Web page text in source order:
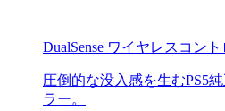
DualSense ワイヤレスコン
圧倒的な没入感を生むPS5
ラー。